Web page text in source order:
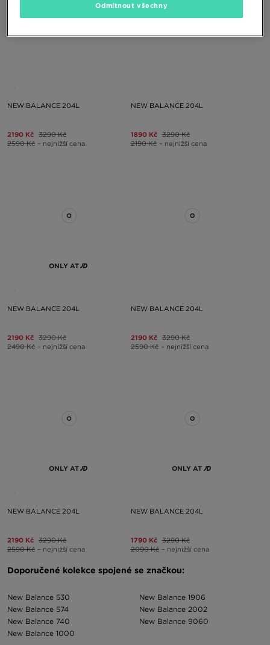
NEW BALANCE 204L
2190 Kč 3290 Kč
2590 Kč – nejnižší cena
NEW BALANCE 204L
1890 Kč 3290 Kč
2190 Kč – nejnižší cena
ONLY AT
NEW BALANCE 204L
2190 Kč 3290 Kč
2490 Kč – nejnižší cena
NEW BALANCE 204L
2190 Kč 3290 Kč
2590 Kč – nejnižší cena
ONLY AT
NEW BALANCE 204L
2190 Kč 3290 Kč
2590 Kč – nejnižší cena
ONLY AT
NEW BALANCE 204L
1790 Kč 3290 Kč
2090 Kč – nejnižší cena
Doporučené kolekce spojené se značkou:
New Balance 530
New Balance 574
New Balance 740
New Balance 1000
New Balance 1906
New Balance 2002
New Balance 9060
Odmítnout všechny